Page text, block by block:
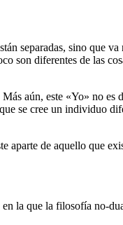
separadas, sino que
son diferentes de las
aún, este «Yo» no
se cree un individuo
aparte de aquello que
la que la filosofía no-